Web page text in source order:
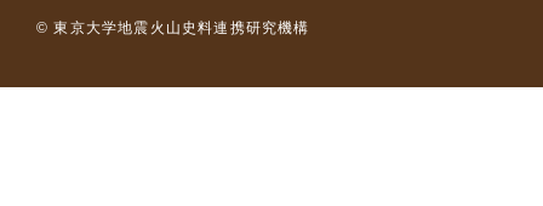
© 東京大学地震火山史料連携研究機構